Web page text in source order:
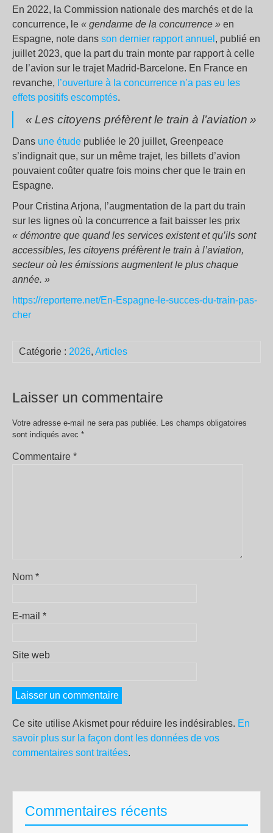
En 2022, la Commission nationale des marchés et de la
concurrence, le « gendarme de la concurrence » en
Espagne, note dans son dernier rapport annuel , publié en
juillet 2023, que la part du train monte par rapport à celle
de l’avion sur le trajet Madrid-Barcelone. En France en
revanche, l’ouverture à la concurrence n’a pas eu les
effets positifs escomptés.
« Les citoyens préfèrent le train à l’aviation »
Dans une étude publiée le 20 juillet, Greenpeace
s’indignait que, sur un même trajet, les billets d’avion
pouvaient coûter quatre fois moins cher que le train en
Espagne.
Pour Cristina Arjona, l’augmentation de la part du train
sur les lignes où la concurrence a fait baisser les prix
« démontre que quand les services existent et qu’ils sont
accessibles, les citoyens préfèrent le train à l’aviation,
secteur où les émissions augmentent le plus chaque
année. »
https://reporterre.net/En-Espagne-le-succes-du-train-pas-
cher
Catégorie : 2026, Articles
Laisser un commentaire
Votre adresse e-mail ne sera pas publiée. Les champs obligatoires
sont indiqués avec *
Commentaire *
Nom *
E-mail *
Site web
Ce site utilise Akismet pour réduire les indésirables. En
savoir plus sur la façon dont les données de vos
commentaires sont traitées.
Commentaires récents